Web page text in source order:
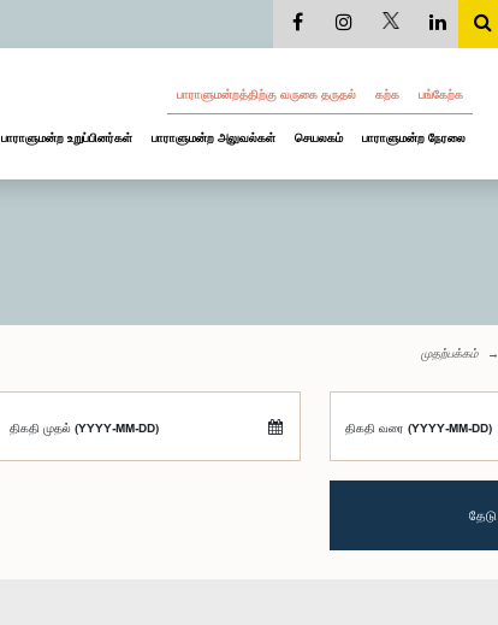
பாராளுமன்றத்திற்கு வருகை தருதல் கற்க பங்கேற்க
பாராளுமன்ற உறுப்பினர்கள் பாராளுமன்ற அலுவல்கள் செயலகம் பாராளுமன்ற நேரலை
முதற்பக்கம்
திகதி முதல் (YYYY-MM-DD) திகதி வரை (YYYY-MM-DD)
தேடு